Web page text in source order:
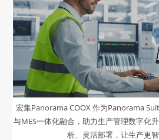
宏集Panorama COOX 作为Panorama
与MES一体化融合，助力生产管理数字化
析、灵活部署，让生产更